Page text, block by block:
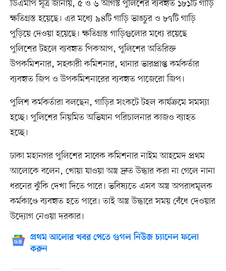
ডিএমপি সূত্র জানায়, ৫ ও ৬ আগস্ট পুলিশের ব্যবহৃত ১৮১টি গাড়ি
ক্ষতিগ্রস্ত হয়েছে। এর মধ্যে ৯৪টি গাড়ি ভাঙচুর ও ৮৭টি গাড়ি
পুড়িয়ে দেওয়া হয়েছে। ক্ষতিগ্রস্ত গাড়িগুলোর মধ্যে রয়েছে
পুলিশের টহলে ব্যবহৃত পিকআপ, পুলিশের অতিরিক্ত
উপকমিশনার, সহকারী কমিশনার, থানার ভারপ্রাপ্ত কর্মকর্তার
ব্যবহৃত জিপ ও উপকমিশনারের ব্যবহৃত পাজেরো জিপ।
পুলিশ কর্মকর্তারা বলছেন, গাড়ির সংকটে টহল কার্যক্রমে সমস্যা
হচ্ছে। পুলিশের নিয়মিত অভিযান পরিচালনার কাজও ব্যাহত
হচ্ছে।
ঢাকা মহানগর পুলিশের সাবেক কমিশনার নাইম আহমেদ প্রথম
আলোকে বলেন, খোয়া যাওয়া অস্ত্র দ্রুত উদ্ধার করা না গেলে নানা
ধরনের ঝুঁকি দেখা দিতে পারে। ভবিষ্যতে এসব অস্ত্র অপরাধমূলক
কর্মকাণ্ডে ব্যবহৃত হতে পারে। তাই অস্ত্র উদ্ধারে সময় বেঁধে দেওয়ার
উদ্যোগ নেওয়া দরকার।
প্রথম আলোর খবর পেতে গুগল নিউজ চ্যানেল ফলো
করুন